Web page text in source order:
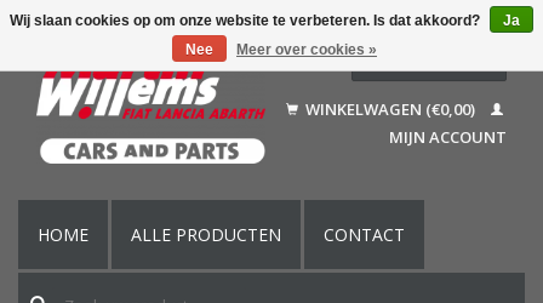
Français
English (US)
WINKELWAGEN (€0,00)
MIJN ACCOUNT
HOME ALLE PRODUCTEN CONTACT
Wij slaan cookies op om onze website te verbeteren. Is dat akkoord?
Ja
Nee
Meer over cookies »